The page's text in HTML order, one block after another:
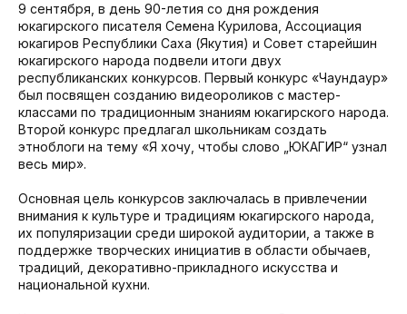
9 сентября, в день 90-летия со дня рождения
юкагирского писателя Семена Курилова, Ассоциация
юкагиров Республики Саха (Якутия) и Совет старейшин
юкагирского народа подвели итоги двух
республиканских конкурсов. Первый конкурс «Чаундаур»
был посвящен созданию видеороликов с мастер-
классами по традиционным знаниям юкагирского народа.
Второй конкурс предлагал школьникам создать
этноблоги на тему «Я хочу, чтобы слово „ЮКАГИР“ узнал
весь мир».
Основная цель конкурсов заключалась в привлечении
внимания к культуре и традициям юкагирского народа,
их популяризации среди широкой аудитории, а также в
поддержке творческих инициатив в области обычаев,
традиций, декоративно-прикладного искусства и
национальной кухни.